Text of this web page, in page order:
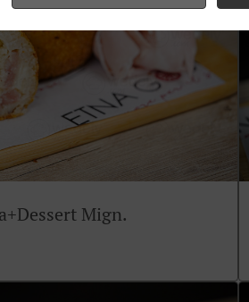
Mign.